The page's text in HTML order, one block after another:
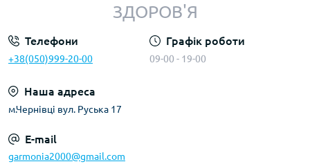
ЗДОРОВ'Я
Телефони
+38(050)999-20-00
Графік роботи
09-00 - 19-00
Наша адреса
м.Чернівці вул. Руська 17
E-mail
garmonia2000@gmail.com